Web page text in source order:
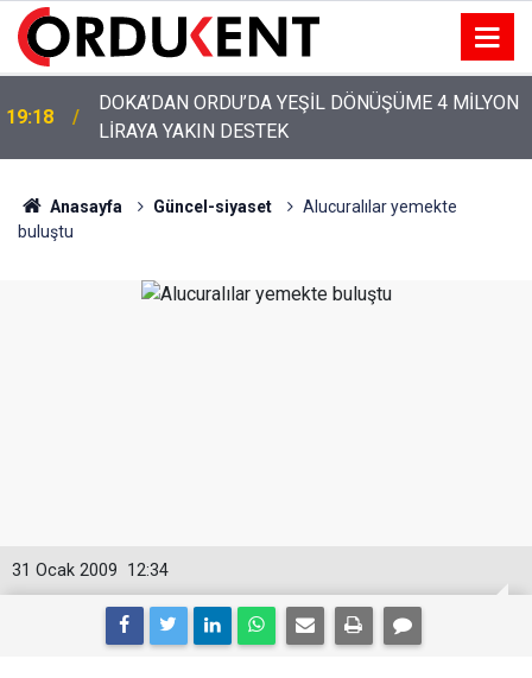
12:46
YENİ PARTİ’NİN ORDU’DAKİ 69 KİŞİLİK KURUCU
KADROSU AÇIKLANDI
Anasayfa Güncel-siyaset
Alucuralılar yemekte
buluştu
12:34
31 Ocak 2009